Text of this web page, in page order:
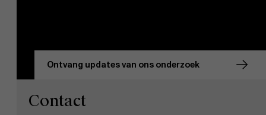
Ontvang updates van ons onderzoek
Contact